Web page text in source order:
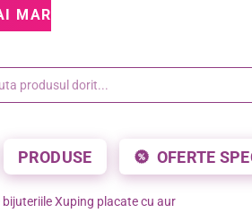
MARI DE 199 LEI • 5%
PRODUSE OFERTE
bijuteriile Xuping placate cu aur